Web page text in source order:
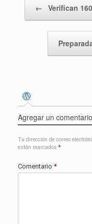
← Verifican
Agregar un comentario
Tu dirección de correo
están marcados *
Comentario *